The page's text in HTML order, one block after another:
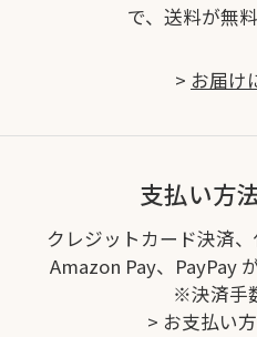
で、送料が無
> お届け
支払い方
クレジットカード決済
Amazon Pay、PayPay
※決済手
> お支払い